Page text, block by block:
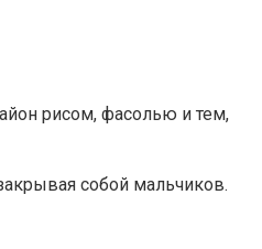
рисом, фасолью и тем,
собой мальчиков.